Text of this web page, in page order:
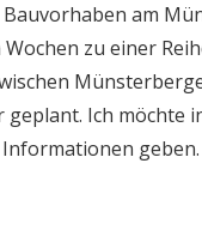
am
zu einer
geplant. Ich möchte
geben.